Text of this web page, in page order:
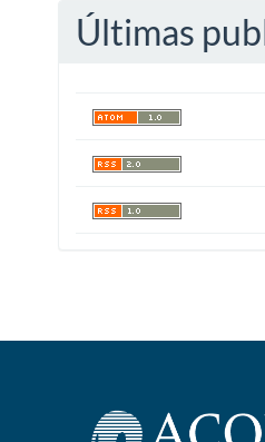
Últimas